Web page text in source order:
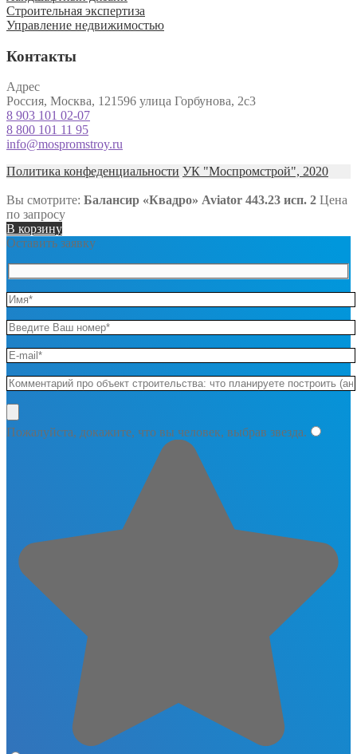
Строительная экспертиза
Управление недвижимостью
Контакты
Адрес
Россия, Москва, 121596 улица Горбунова, 2с3
8 903 101 02-07
8 800 101 11 95
info@mospromstroy.ru
Политика конфеденциальности УК "Моспромстрой", 2020
Вы смотрите: Балансир «Квадро» Aviator 443.23 исп. 2 Цена
по запросу
В корзину
Оставить заявку
Пожалуйста, докажите, что вы человек, выбрав звезда.